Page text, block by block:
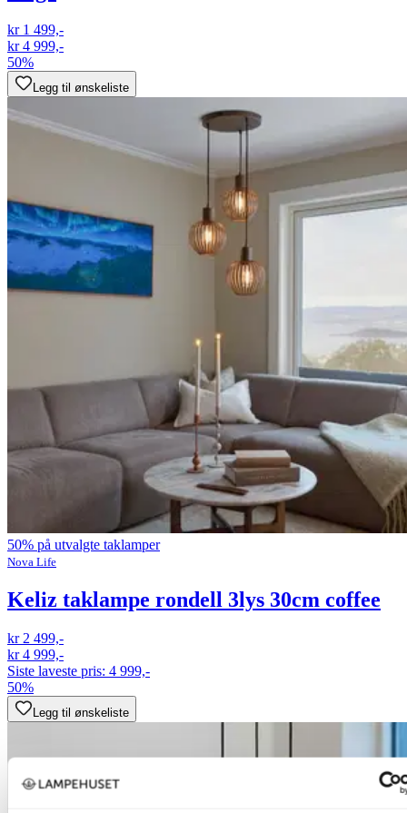
kr 1 499,-
kr 4 999,-
50%
Legg til ønskeliste
50% på utvalgte taklamper
Nova Life
Keliz taklampe rondell 3lys 30cm coffee
kr 2 499,-
kr 4 999,-
Siste laveste pris: 4 999,-
50%
Legg til ønskeliste